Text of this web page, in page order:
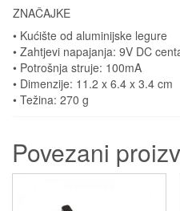
ZNAČAJKE
• Kućište od aluminijske legure
• Zahtjevi napajanja: 9V DC
• Potrošnja struje: 100mA
• Dimenzije: 11.2 x 6.4 x 3.4 cm
• Težina: 270 g
Povezani